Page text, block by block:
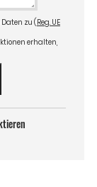
zu ( Reg. UE
erhalten,